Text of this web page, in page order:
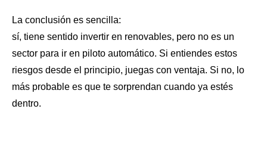
La conclusión es sencilla:
sí, tiene sentido invertir en renovables, pero no es un
sector para ir en piloto automático. Si entiendes estos
riesgos desde el principio, juegas con ventaja. Si no, lo
más probable es que te sorprendan cuando ya estés
dentro.